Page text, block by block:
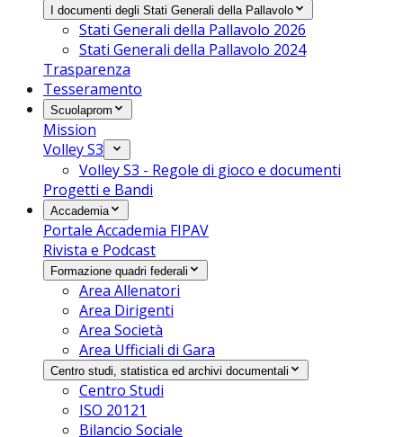
I documenti degli Stati Generali della Pallavolo
Stati Generali della Pallavolo 2026
Stati Generali della Pallavolo 2024
Trasparenza
Tesseramento
Scuolaprom
Mission
Volley S3
Volley S3 - Regole di gioco e documenti
Progetti e Bandi
Accademia
Portale Accademia FIPAV
Rivista e Podcast
Formazione quadri federali
Area Allenatori
Area Dirigenti
Area Società
Area Ufficiali di Gara
Centro studi, statistica ed archivi documentali
Centro Studi
ISO 20121
Bilancio Sociale